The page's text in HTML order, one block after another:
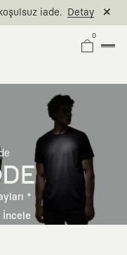
iade. Detay
0
*
İncele